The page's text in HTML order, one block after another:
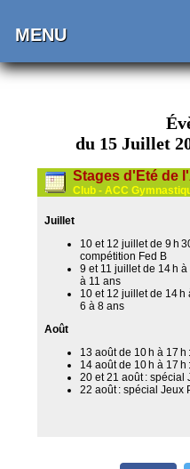
MENU
du 15 Juillet
Stages d'Eté de
Club - ACC
Juillet
10 et 12 juillet de 9 h
compétition Fed B
9 et 11 juillet de 14 h
à 11 ans
10 et 12 juillet de 14 h
6 à 8 ans
Août
13 août de 10 h à 17
14 août de 10 h à 17
20 et 21 août : spécial
22 août : spécial Jeux